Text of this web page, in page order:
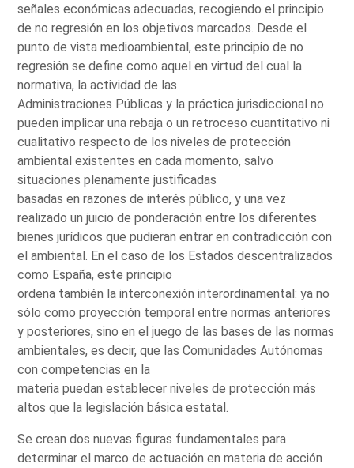
señales económicas adecuadas, recogiendo el principio
de no regresión en los objetivos marcados. Desde el
punto de vista medioambiental, este principio de no
regresión se define como aquel en virtud del cual la
normativa, la actividad de las
Administraciones Públicas y la práctica jurisdiccional no
pueden implicar una rebaja o un retroceso cuantitativo ni
cualitativo respecto de los niveles de protección
ambiental existentes en cada momento, salvo
situaciones plenamente justificadas
basadas en razones de interés público, y una vez
realizado un juicio de ponderación entre los diferentes
bienes jurídicos que pudieran entrar en contradicción con
el ambiental. En el caso de los Estados descentralizados
como España, este principio
ordena también la interconexión interordinamental: ya no
sólo como proyección temporal entre normas anteriores
y posteriores, sino en el juego de las bases de las normas
ambientales, es decir, que las Comunidades Autónomas
con competencias en la
materia puedan establecer niveles de protección más
altos que la legislación básica estatal.
Se crean dos nuevas figuras fundamentales para
determinar el marco de actuación en materia de acción